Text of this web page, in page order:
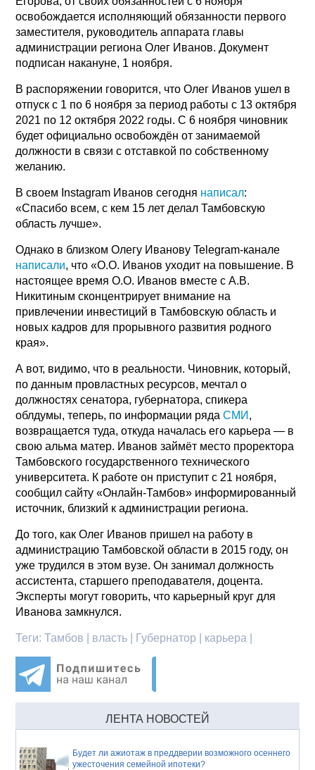
освобождается исполняющий обязанности первого
заместителя, руководитель аппарата главы
администрации региона Олег Иванов. Документ
подписан накануне, 1 ноября.
В распоряжении говорится, что Олег Иванов ушел в
отпуск с 1 по 6 ноября за период работы с 13 октября
2021 по 12 октября 2022 годы. С 6 ноября чиновник
будет официально освобождён от занимаемой
должности в связи с отставкой по собственному
желанию.
В своем Instagram Иванов сегодня написал:
«Спасибо всем, с кем 15 лет делал Тамбовскую
область лучше».
Однако в близком Олегу Иванову Telegram-канале
написали, что «О.О. Иванов уходит на повышение. В
настоящее время О.О. Иванов вместе с А.В.
Никитиным сконцентрирует внимание на
привлечении инвестиций в Тамбовскую область и
новых кадров для прорывного развития родного
края».
А вот, видимо, что в реальности. Чиновник, который,
по данным провластных ресурсов, мечтал о
должностях сенатора, губернатора, спикера
облдумы, теперь, по информации рядаСМИ ,
возвращается туда, откуда началась его карьера — в
свою альма матер. Иванов займёт место проректора
Тамбовского государственного технического
университета. К работе он приступит с 21 ноября,
сообщил сайту «Онлайн-Тамбов» информированный
источник, близкий к администрации региона.
До того, как Олег Иванов пришел на работу в
администрацию Тамбовской области в 2015 году, он
уже трудился в этом вузе. Он занимал должность
ассистента, старшего преподавателя, доцента.
Эксперты могут говорить, что карьерный круг для
Иванова замкнулся.
Теги:Тамбов | власть | Губернатор | карьера |
ЛЕНТА НОВОСТЕЙ
Будет ли ажиотаж в преддверии возможного осеннего
ужесточения семейной ипотеки?